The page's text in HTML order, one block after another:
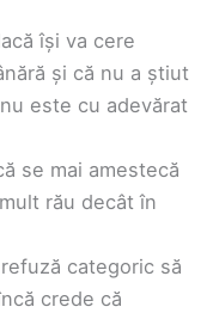
își va cere
și că nu a știut
este cu adevărat
se mai amestecă
rău decât în
categoric să
crede că